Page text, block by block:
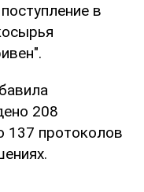
в
208
137 протоколов